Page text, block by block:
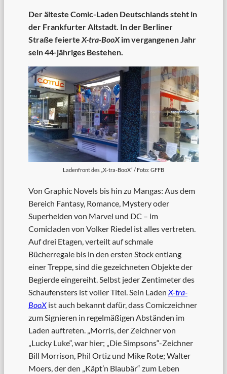
Der älteste Comic-Laden Deutschlands steht in
der Frankfurter Altstadt. In der Berliner
Straße feierte X-tra-BooXim vergangenen Jahr
sein 44-jähriges Bestehen.
Ladenfront des „X-tra-BooX“ / Foto: GFFB
Von Graphic Novels bis hin zu Mangas: Aus dem
Bereich Fantasy, Romance, Mystery oder
Superhelden von Marvel und DC – im
Comicladen von Volker Riedel ist alles vertreten.
Auf drei Etagen, verteilt auf schmale
Bücherregale bis in den ersten Stock entlang
einer Treppe, sind die gezeichneten Objekte der
Begierde eingereiht. Selbst jeder Zentimeter des
Schaufensters ist voller Titel. Sein Laden X-tra-
BooX ist auch bekannt dafür, dass Comiczeichner
zum Signieren in regelmäßigen Abständen im
Laden auftreten. „Morris, der Zeichner von
„Lucky Luke“, war hier; „Die Simpsons“-Zeichner
Bill Morrison, Phil Ortiz und Mike Rote; Walter
Moers, der den „Käpt’n Blaubär“ zum Leben